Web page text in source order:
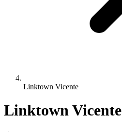
Linktown Vicente
Linktown Vicente